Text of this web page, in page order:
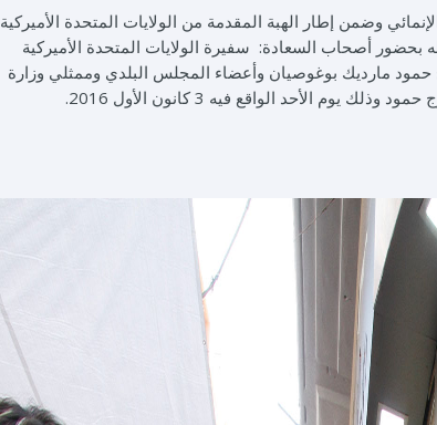
وضمن إطار الهبة المقدمة من الولايات المتحدة الأميركية
أصحاب السعادة: سفيرة الولايات المتحدة الأميركية
حمود مارديك بوغوصيان وأعضاء المجلس البلدي وممثلي وزارة
الأحد الواقع فيه 3 كانون الأول 2016.